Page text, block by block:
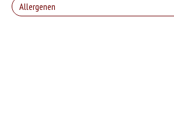
Allergenen